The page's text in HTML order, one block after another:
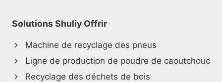
Solutions Shuliy Offrir
Machine de recyclage des pneus
Ligne de production de poudre de caoutchouc
Recyclage des déchets de bois